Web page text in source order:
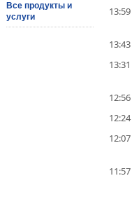
Все продукты и
услуги
13:59
13:43
13:31
12:56
12:24
12:07
11:57